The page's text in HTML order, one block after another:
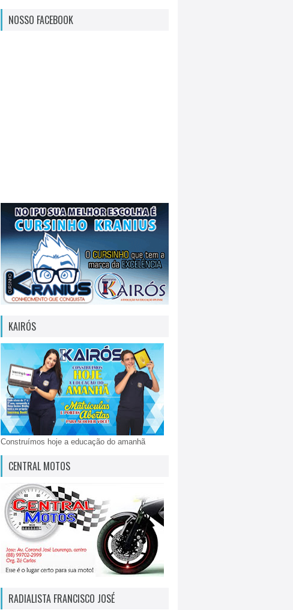
NOSSO FACEBOOK
KAIRÓS
Construímos hoje a educação do amanhã
CENTRAL MOTOS
RADIALISTA FRANCISCO JOSÉ